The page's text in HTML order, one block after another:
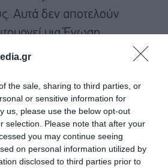
the sale, sharing to third parties, or
or sensitive information for
us, please use the below opt-out
selection. Please note that after your
you may continue seeing
on personal information utilized by
disclosed to third parties prior to
Αυτά δεν αποτελούν
μια Ένωση
όμως, στιγμές στην
ξεκάθαρα: «αυτό είναι το
και αυτό πρέπει να γίνει
από αυτές τις στιγμές